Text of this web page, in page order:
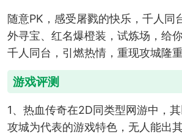
随意PK，感受屠戮的快乐，千人同
外寻宝、红名爆橙装，试炼场，给
千人同台，引燃热情，重现攻城隆重
游戏评测
1、热血传奇在2D同类型网游中，
攻城为代表的游戏特色，无人能出